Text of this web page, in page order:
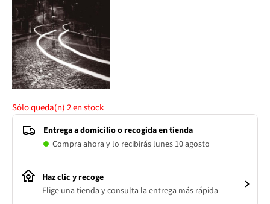
Sólo queda(n)2en stock
Entrega a domicilio o recogida en tienda
Compra ahora y lo recibirás lunes 10 agosto
Haz clic y recoge
Elige una tienda y consulta la entrega más rápida